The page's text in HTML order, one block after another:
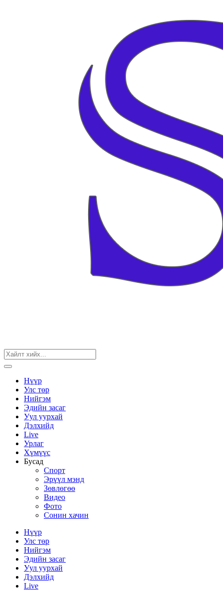
Нүүр
Улс төр
Нийгэм
Эдийн засаг
Уул уурхай
Дэлхийд
Live
Урлаг
Хүмүүс
Бусад
Спорт
Эрүүл мэнд
Зөвлөгөө
Видео
Фото
Сонин хачин
Нүүр
Улс төр
Нийгэм
Эдийн засаг
Уул уурхай
Дэлхийд
Live